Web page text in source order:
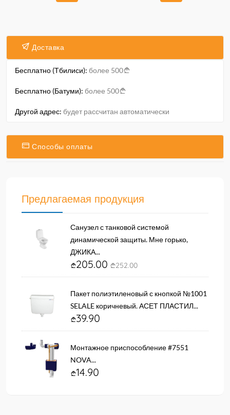
Доставка
Бесплатно (Тбилиси): более 500
Бесплатно (Батуми): более 500
Другой адрес: будет рассчитан автоматически
Способы оплаты
Предлагаемая продукция
Санузел с танковой системой
динамической защиты. Мне горько,
ДЖИКА...
205.00 252.00
Пакет полиэтиленовый с кнопкой №1001
SELALE коричневый. АСЕТ ПЛАСТИЛ...
39.90
Монтажное приспособление #7551
NOVA...
14.90